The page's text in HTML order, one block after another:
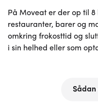
På Moveat er der op til
restauranter, barer og
omkring frokosttid og
i sin helhed eller som
En festlig
Besøg mange
Bestem selv